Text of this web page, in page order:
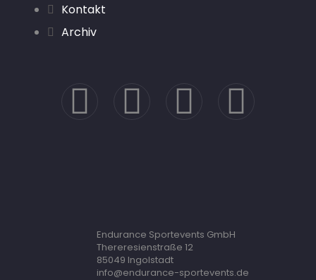
Kontakt
Archiv
Endurance Sportevents GmbH
Thereresienstraße 12
85049 Ingolstadt
info@endurance-sportevents.de